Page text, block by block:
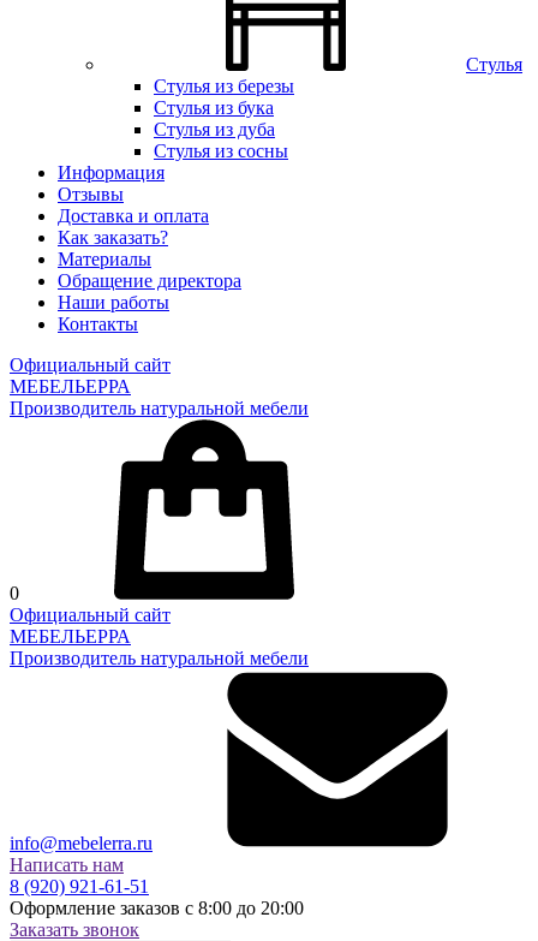
Стулья
Стулья из березы
Стулья из бука
Стулья из дуба
Стулья из сосны
Информация
Отзывы
Доставка и оплата
Как заказать?
Материалы
Обращение директора
Наши работы
Контакты
Официальный сайт
МЕБЕЛЬЕРРА
Производитель натуральной мебели
0
Официальный сайт
МЕБЕЛЬЕРРА
Производитель натуральной мебели
info@mebelerra.ru
Написать нам
8 (920) 921-61-51
Оформление заказов с 8:00 до 20:00
Заказать звонок